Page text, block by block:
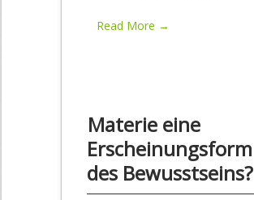
Read More →
Materie eine
Erscheinungsform
des Bewusstseins?